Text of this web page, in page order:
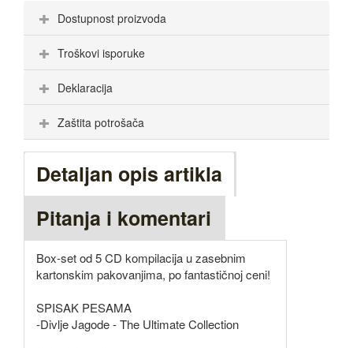
Dostupnost proizvoda
Troškovi isporuke
Deklaracija
Zaštita potrošača
Detaljan opis artikla
Pitanja i komentari
Box-set od 5 CD kompilacija u zasebnim
kartonskim pakovanjima, po fantastičnoj ceni!
SPISAK PESAMA
-Divlje Jagode - The Ultimate Collection